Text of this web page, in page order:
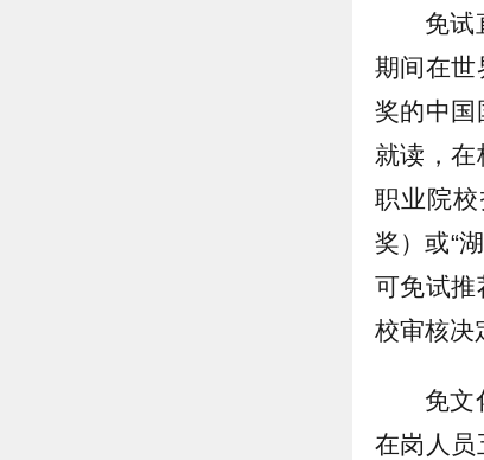
免试
期间在世
奖的中国
就读，在
职业院
奖）或“
可免试
校审核决
免文
在岗人员